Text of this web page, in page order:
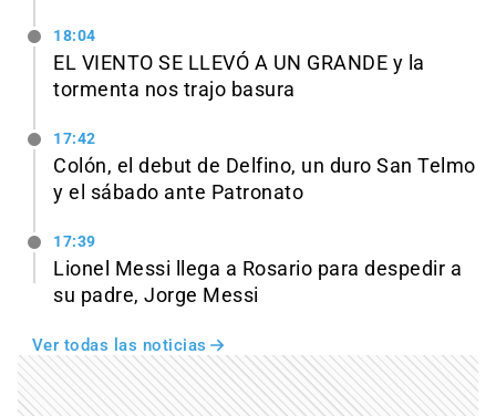
18:04
EL VIENTO SE LLEVÓ A UN GRANDE y la
tormenta nos trajo basura
17:42
Colón, el debut de Delfino, un duro San Telmo
y el sábado ante Patronato
17:39
Lionel Messi llega a Rosario para despedir a
su padre, Jorge Messi
Ver todas las noticias